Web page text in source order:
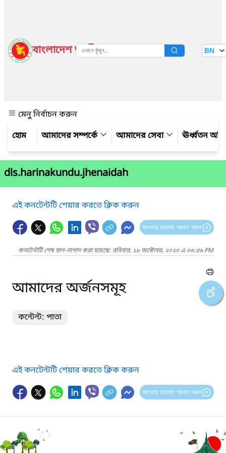
বাংলাদেশ জাতীয় তথ্য বাতায়ন BN
মেনু নির্বাচন করুন
আমাদের সম্পর্কে
আমাদের সেবা ঊর্ধ্বতন
dls.harinakundu.jhenaidah
এই কনটেন্টটি শেয়ার করতে ক্লিক করুন
আপনার মতামত প্রদান করুন
কনটেন্টটি শেষ হাল-নাগাদ করা হয়েছে: রবিবার, ১৮ অক্টোবর, ২০২০ এ ০৬:৫৬ PM
আমাদের অর্জনসমূহ
কন্টেন্ট: পাতা
এই কনটেন্টটি শেয়ার করতে ক্লিক করুন
আপনার মতামত প্রদান করুন